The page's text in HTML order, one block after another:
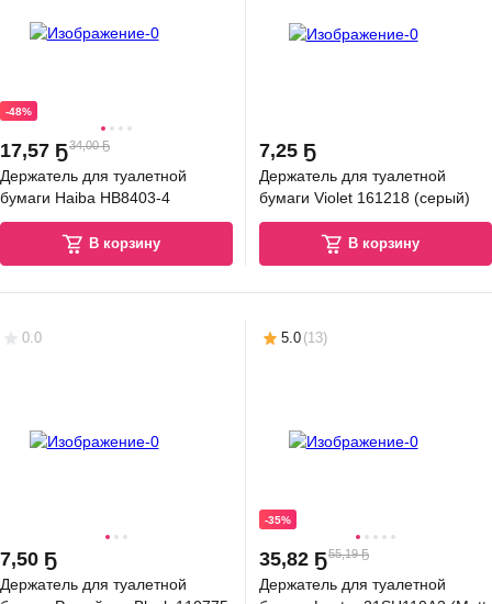
-48%
17,57 Ҕ34,00 Ҕ
Держатель для туалетной
бумаги Haiba HB8403-4
В корзину
7,25 Ҕ
Держатель для туалетной
бумаги Violet 161218 (серый)
В корзину
0.0
7,50 Ҕ
Держатель для туалетной
5.0 (13)
-35%
35,82 Ҕ55,19 Ҕ
Держатель для туалетной